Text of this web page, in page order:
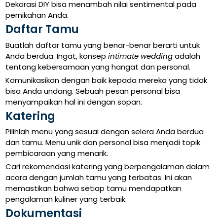
Dekorasi DIY bisa menambah nilai sentimental pada
pernikahan Anda.
Daftar Tamu
Buatlah daftar tamu yang benar-benar berarti untuk
Anda berdua. Ingat, konsepintimate weddingadalah
tentang kebersamaan yang hangat dan personal.
Komunikasikan dengan baik kepada mereka yang tidak
bisa Anda undang. Sebuah pesan personal bisa
menyampaikan hal ini dengan sopan.
Katering
Pilihlah menu yang sesuai dengan selera Anda berdua
dan tamu. Menu unik dan personal bisa menjadi topik
pembicaraan yang menarik.
Cari rekomendasi katering yang berpengalaman dalam
acara dengan jumlah tamu yang terbatas. Ini akan
memastikan bahwa setiap tamu mendapatkan
pengalaman kuliner yang terbaik.
Dokumentasi